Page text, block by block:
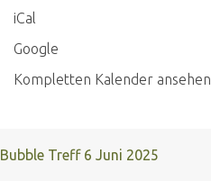
iCal
Google
Kompletten Kalender ansehen
Bubble Treff 6 Juni 2025